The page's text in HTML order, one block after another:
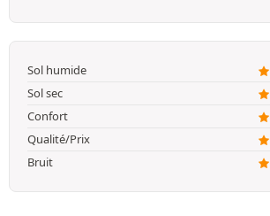
Sol humide
Sol sec
Confort
Qualité/Prix
Bruit